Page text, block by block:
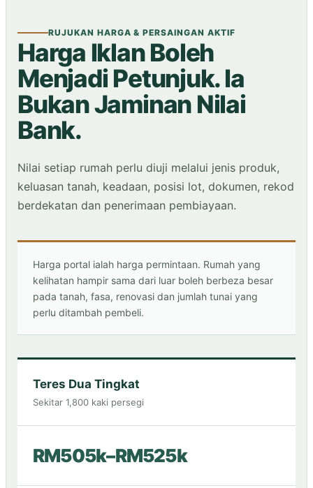
RUJUKAN HARGA & PERSAINGAN AKTIF
Harga Iklan Boleh
Menjadi Petunjuk. Ia
Bukan Jaminan Nilai
Bank.
Nilai setiap rumah perlu diuji melalui jenis produk,
keluasan tanah, keadaan, posisi lot, dokumen, rekod
berdekatan dan penerimaan pembiayaan.
Harga portal ialah harga permintaan. Rumah yang
kelihatan hampir sama dari luar boleh berbeza besar
pada tanah, fasa, renovasi dan jumlah tunai yang
perlu ditambah pembeli.
Teres Dua Tingkat
Sekitar 1,800 kaki persegi
RM505k–RM525k